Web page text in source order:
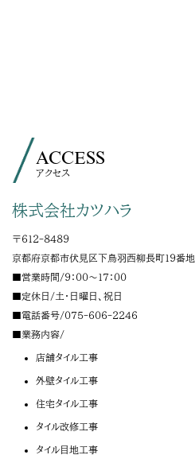
ACCESS
アクセス
株式会社カツハラ
〒612-8489
京都府京都市伏見区下鳥羽西柳長町１９番地
■営業時間/9：00～17：00
■定休日/土・日曜日、祝日
■電話番号/075-606-2246
■業務内容/
店舗タイル工事
外壁タイル工事
住宅タイル工事
タイル改修工事
タイル目地工事